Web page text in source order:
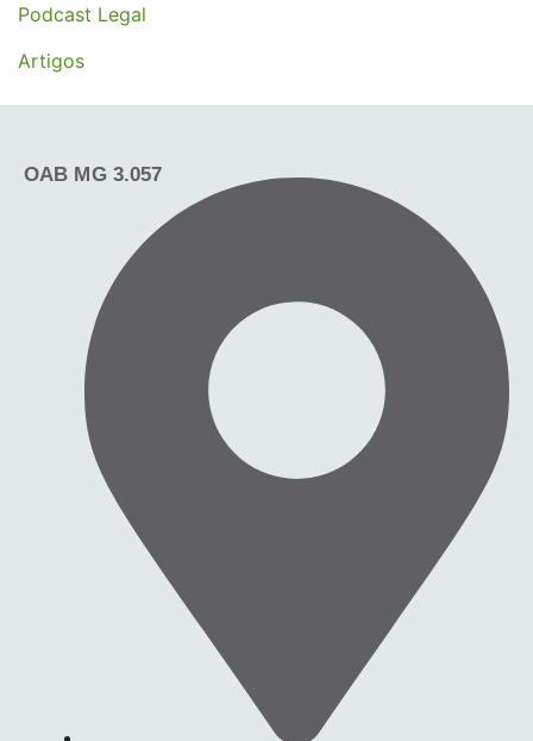
Podcast Legal
Artigos
OAB MG 3.057